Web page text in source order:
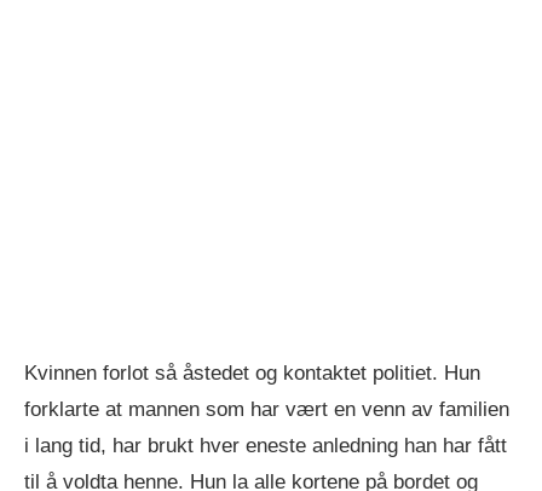
Kvinnen forlot så åstedet og kontaktet politiet. Hun
forklarte at mannen som har vært en venn av familien
i lang tid, har brukt hver eneste anledning han har fått
til å voldta henne. Hun la alle kortene på bordet og